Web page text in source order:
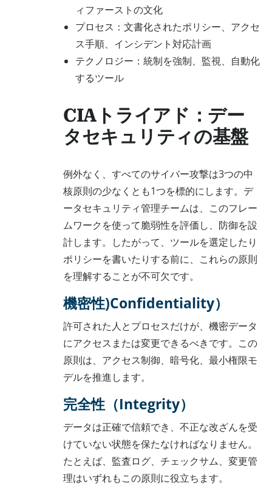
ィファーストの文化
プロセス：文書化されたポリシー、アクセ
ス手順、インシデント対応計画
テクノロジー：統制を強制、監視、自動化
するツール
CIAトライアド：デー
タセキュリティの基盤
例外なく、すべてのサイバー攻撃は3つの中
核原則の少なくとも1つを標的にします。デ
ータセキュリティ管理チームは、このフレー
ムワークを使って脆弱性を評価し、防御を設
計します。したがって、ツールを選定したり
ポリシーを書いたりする前に、これらの原則
を理解することが不可欠です。
機密性)Confidentiality）
許可された人とプロセスだけが、機密データ
にアクセスまたは変更できるべきです。この
原則は、アクセス制御、暗号化、最小権限モ
デルを推進します。
完全性（Integrity）
データは正確で信頼でき、不正な改ざんを受
けていない状態を保たなければなりません。
たとえば、監査ログ、チェックサム、変更管
理はいずれもこの原則に役立ちます。